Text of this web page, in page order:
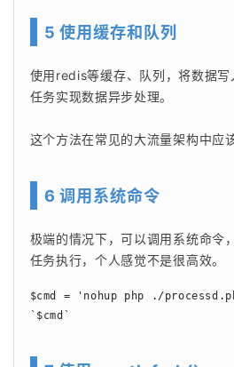
5 使用缓存和队列
使用redis等缓存、队列，将数据写
任务实现数据异步处理。
这个方法在常见的大流量架构中应
6 调用系统命令
极端的情况下，可以调用系统命令
任务执行，个人感觉不是很高效。
$cmd = 'nohup php ./
`$cmd`